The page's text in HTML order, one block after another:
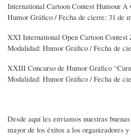
International Cartoon Contest Humour
Humor Gráfico / Fecha de cierre: 31 de
XXI International Open Cartoon Contest
Modalidad: Humor Gráfico / Fecha de
XXIII Concurso de Humor Gráfico
Modalidad: Humor Gráfico / Fecha de
Desde aquí les enviamos nuestras
mayor de los éxitos a los organizadores